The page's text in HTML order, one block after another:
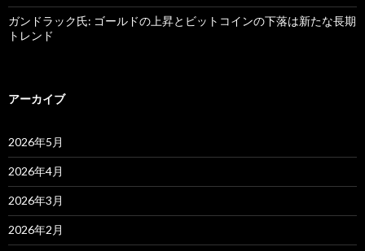
ガンドラック氏: ゴールドの上昇とビットコインの下落は新たな長期
トレンド
アーカイブ
2026年5月
2026年4月
2026年3月
2026年2月